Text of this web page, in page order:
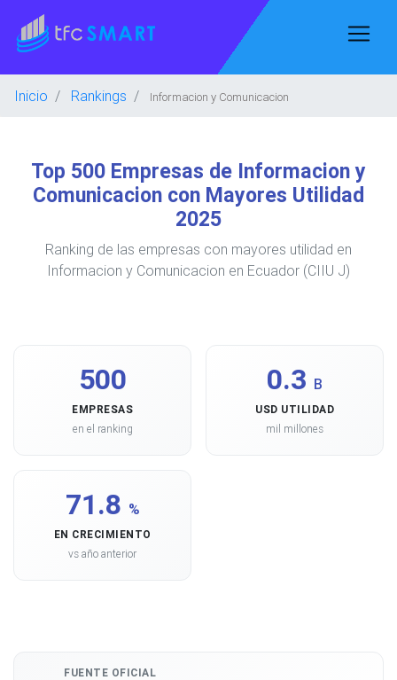
Inicio Rankings Informacion y Comunicacion
Top 500 Empresas de Informacion y
Comunicacion con Mayores Utilidad
2025
Ranking de las empresas con mayores utilidad en
Informacion y Comunicacion en Ecuador (CIIU J)
500
EMPRESAS
en el ranking
0.3 B
USD UTILIDAD
mil millones
71.8 %
EN CRECIMIENTO
vs año anterior
FUENTE OFICIAL